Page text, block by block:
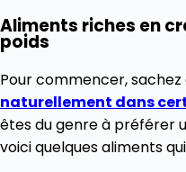
Aliments riches en
poids
Pour commencer, sachez
naturellement dans
êtes du genre à préférer
voici quelques aliments